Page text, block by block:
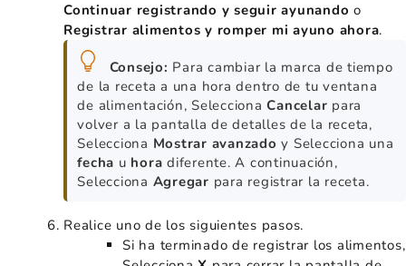
Continuar registrando y seguir ayunando o
Registrar alimentos y romper mi ayuno ahora.
Consejo: Para cambiar la marca de tiempo
de la receta a una hora dentro de tu ventana
de alimentación, SeleccionaCancelar para
volver a la pantalla de detalles de la receta,
Selecciona Mostrar avanzado y Selecciona una
fecha u hora diferente. A continuación,
Selecciona Agregar para registrar la receta.
Realice uno de los siguientes pasos.
Si ha terminado de registrar los alimentos,